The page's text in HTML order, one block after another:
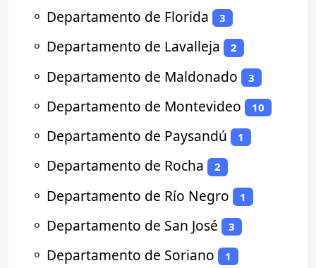
⚬ Departamento de Florida 3
⚬ Departamento de Lavalleja 2
⚬ Departamento de Maldonado 3
⚬ Departamento de Montevideo 10
⚬ Departamento de Paysandú 1
⚬ Departamento de Rocha 2
⚬ Departamento de Río Negro 1
⚬ Departamento de San José 3
⚬ Departamento de Soriano 1